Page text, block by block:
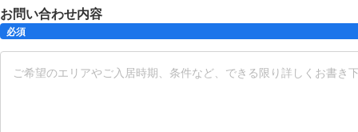
お問い合わせ内容
必須